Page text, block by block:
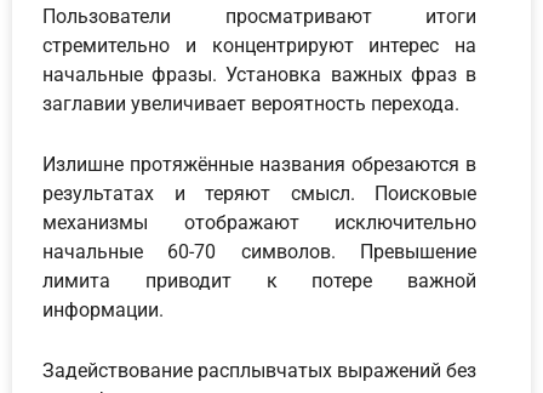
Пользователи просматривают итоги
стремительно и концентрируют интерес на
начальные фразы. Установка важных фраз в
заглавии увеличивает вероятность перехода.
Излишне протяжённые названия обрезаются в
результатах и теряют смысл. Поисковые
механизмы отображают исключительно
начальные 60-70 символов. Превышение
лимита приводит к потере важной
информации.
Задействование расплывчатых выражений без